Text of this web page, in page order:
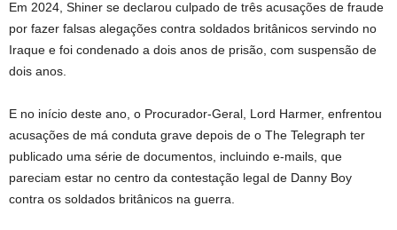
Em 2024, Shiner se declarou culpado de três acusações de fraude
por fazer falsas alegações contra soldados britânicos servindo no
Iraque e foi condenado a dois anos de prisão, com suspensão de
dois anos.
E no início deste ano, o Procurador-Geral, Lord Harmer, enfrentou
acusações de má conduta grave depois de o The Telegraph ter
publicado uma série de documentos, incluindo e-mails, que
pareciam estar no centro da contestação legal de Danny Boy
contra os soldados britânicos na guerra.